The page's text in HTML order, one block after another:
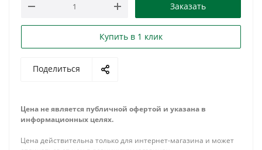
Заказать
Купить в 1 клик
Поделиться
Цена не является публичной офертой и указана в
информационных целях.
Цена действительна только для интернет-магазина и может